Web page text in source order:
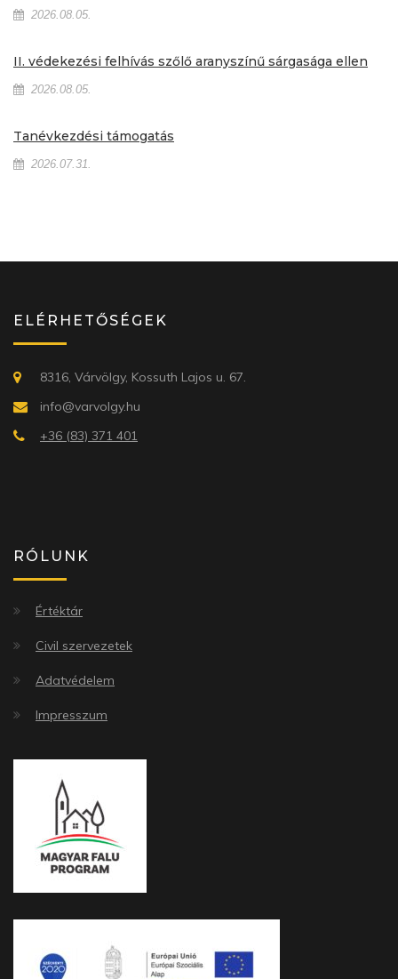
2026.08.05.
II. védekezési felhívás szőlő aranyszínű sárgasága ellen
2026.08.05.
Tanévkezdési támogatás
2026.07.31.
ELÉRHETŐSÉGEK
8316, Várvölgy, Kossuth Lajos u. 67.
info@varvolgy.hu
+36 (83) 371 401
RÓLUNK
Értéktár
Civil szervezetek
Adatvédelem
Impresszum